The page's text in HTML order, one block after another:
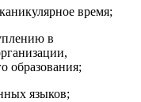
время;
в
образования;
языков;